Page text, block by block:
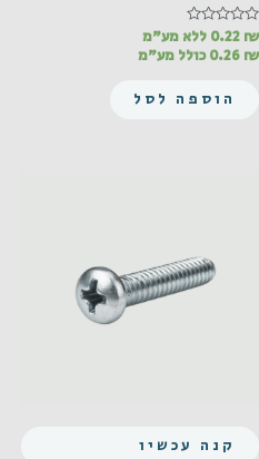
דורג
מתוך
0.22 ₪
ללא מע"מ
0.26 ₪ כולל מע"מ
הוספה לסל
קנה עכשיו